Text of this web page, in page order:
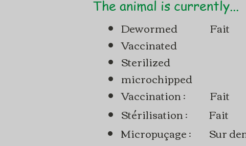
The animal is currently...
Dewormed
Vaccinated
Sterilized
microchipped
Vaccination :
Stérilisation :
Micropuçage :
Fait
Fait
Fait
Sur